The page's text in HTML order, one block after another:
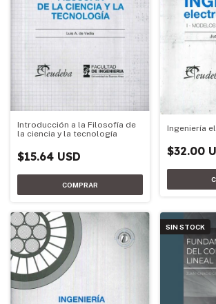
Introducción a la Filosofía de
la ciencia y la tecnología
$15.64 USD
Ingeniería
$32.00
SIN STOCK